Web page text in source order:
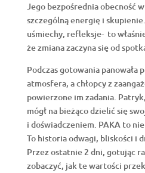
Jego bezpośrednia obecność
szczególną energię i
uśmiechy, refleksje- to
że zmiana zaczyna się od
Podczas gotowania panowała
atmosfera, a chłopcy z
powierzone im zadania.
mógł na bieżąco dzielić się
i doświadczeniem. PAKA to
To historia odwagi, bliskości i
Przez ostatnie 2 dni, gotując
zobaczyć, jak te wartości